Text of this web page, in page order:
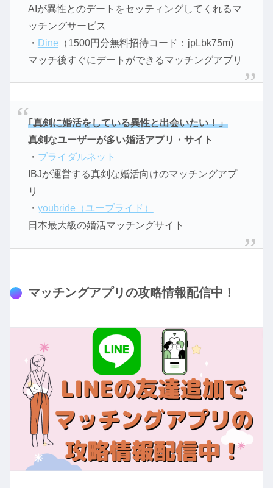
AIが異性とのデートをセッティングしてくれるマ
ッチングサービス
・ Dine （1500円分無料招待コード：jpLbk75m)
マッチ後すぐにデートができるマッチングアプリ
｢真剣に婚活をしている異性と出会いたい！」
真剣なユーザーが多い婚活アプリ・サイト
・ ブライダルネット
IBJが運営する真剣な婚活向けのマッチングアプ
リ
・ youbride（ユーブライド）
日本最大級の婚活マッチングサイト
マッチングアプリの攻略情報配信中！